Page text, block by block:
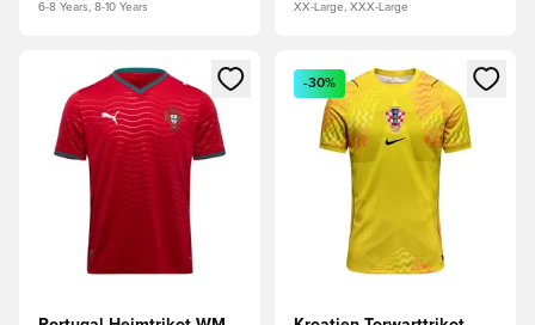
6-8 Years, 8-10 Years XX-Large, XXX-Large
Öffnet ein Fenster zum Anmelden oder Registrieren als
Öffnet ein Fenster zum
-30%